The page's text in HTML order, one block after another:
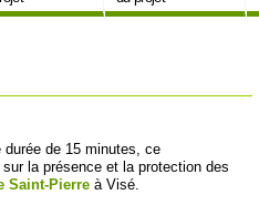
durée de 15 minutes, ce
la présence et la protection des
Saint-Pierre à Visé.